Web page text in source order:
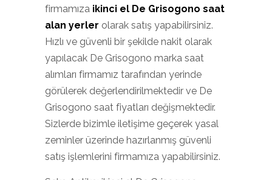
firmamıza ikinci el De Grisogono saat
alan yerler olarak satış yapabilirsiniz.
Hızlı ve güvenli bir şekilde nakit olarak
yapılacak De Grisogono marka saat
alımları firmamız tarafından yerinde
görülerek değerlendirilmektedir ve De
Grisogono saat fiyatları değişmektedir.
Sizlerde bizimle iletişime geçerek yasal
zeminler üzerinde hazırlanmış güvenli
satış işlemlerini firmamıza yapabilirsiniz.